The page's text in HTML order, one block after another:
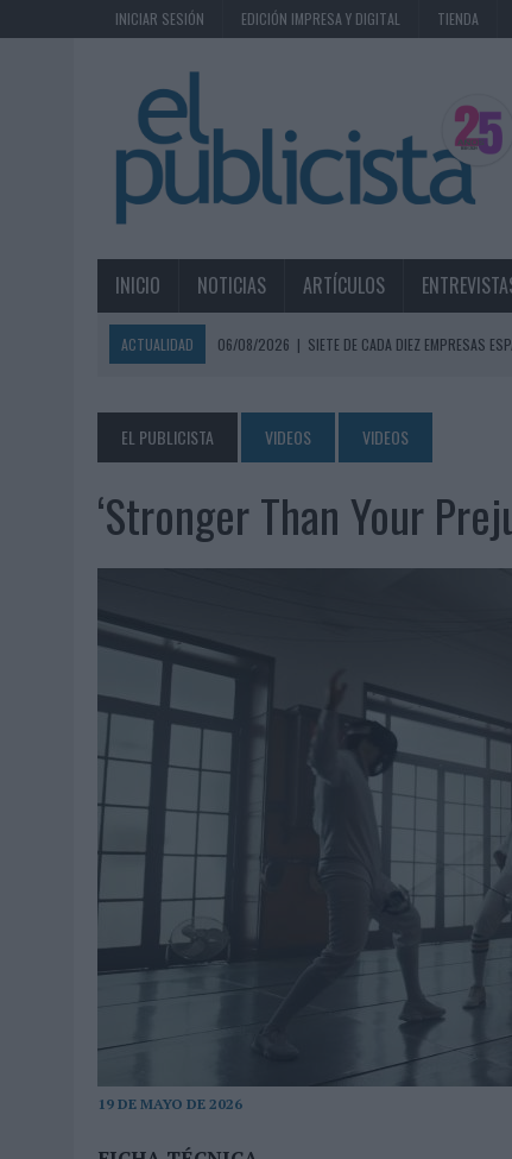
INICIAR SESIÓN EDICIÓN IMPRESA Y DIGITAL TIENDA
INICIO NOTICIAS ARTÍCULOS
ACTUALIDAD 06/08/2026 | SIETE DE CADA DIEZ EMPRESAS
06/08/2026 | EL USO DE LA IA GENERATIVA ALCANZA YA AL 62% DE
06/08/2026
SYSTEM1 NOMBRA A KIMBERLY BASTONI COMO
06/08/2026 | FRIGO Y UNIQLO LANZAN UNA COLECCIÓN
BEON WORLDWIDE LANZA RAÍZ URBANA PARA
05/08/2026 | FABRA COMUNICACIÓN INCORPORA A CASONÁ Y
05/08/2026
LOPESAN HOTELS & RESORTS ACERCA EL PARAÍSO
LUIS ARQUILLOS (BURGO DE ARIAS): “LA
04/08/2026 | ‘EL PARAÍSO MÁS CERCA’, DE 22GRADOS PARA
04/08/2026 | ‘LA ÚNICA CERVEZA DEL MUNDO QUE SE DISFRUTA
04/08/2026 | ‘EL FÚTBOL SIN LAS PERSONAS’, DE DENTSU
04/08/2026
| CAPAZ, LA CERVEZA QUE CONVIERTE CADA BOTELLA
04/08/2026
BABARIA Y MAXIBON SON ‘EL MATCH PERFECTO DEL
AUDIBLE REIVINDICA EL PODER TRANSFORMADOR
03/08/2026
‘VUELVE EL FÚTBOL. VUELVE A SOÑAR’, DE VML PARA
03/08/2026 | MOVISTAR APELA A LA ILUSIÓN DE LAS AFICIONES
EL PUBLICISTA VIDEOS VIDEOS
‘Stronger Than Your
19 DE MAYO DE 2026